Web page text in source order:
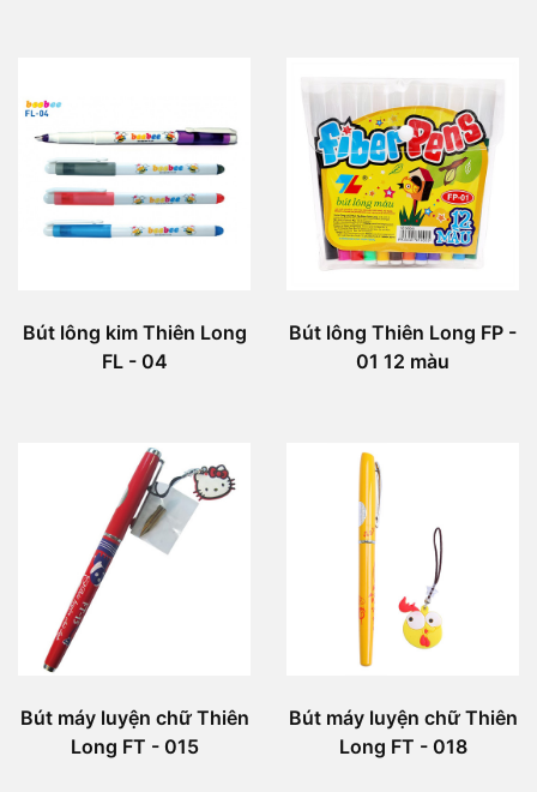
Bút lông kim Thiên Long
FL - 04
Bút lông Thiên Long FP -
01 12 màu
Bút máy luyện chữ Thiên
Long FT - 015
Bút máy luyện chữ Thiên
Long FT - 018